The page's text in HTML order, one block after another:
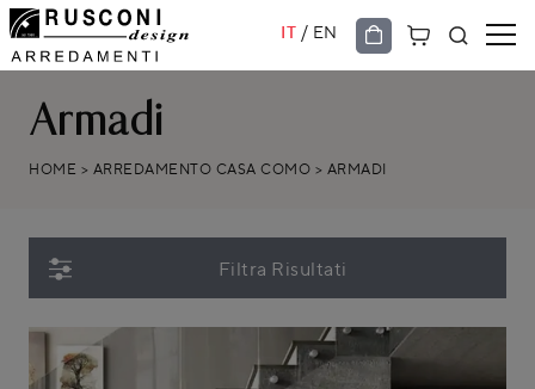
IT / EN
Armadi
HOME > ARREDAMENTO CASA COMO > ARMADI
Filtra Risultati